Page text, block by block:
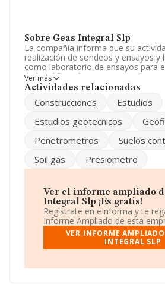
Sobre Geas Integral Slp
La compañía informa que su
realización de sondeos y ensayos y
como laboratorio de ensayos para
de la edificación en susareas de
medioambiente. La empresa es una
'Servicios técnicos de ingeniería y
Código es 7112. La compañía no
atendiendo a los datos disponibles
número de empleados de la
Respecto a la posición de la
de facturación, en los distintos
facilita la siguiente información: la
395 puestos en el ranking sectorial,
3.276. Tienen mejor posición las
del sector:Numerical Analysis
por debajo de la compañía, están
Ver más
Actividades relacionadas
Construcciones
Estudios
Estudios geotecnicos
Penetrometros
Suelos
Soil gas
Presiometro
Ver el informe ampliado
Integral Slp ¡Es gratis!
Regístrate en eInforma y te
Informe Ampliado de esta
VER INFORME
INTEGRAL SLP